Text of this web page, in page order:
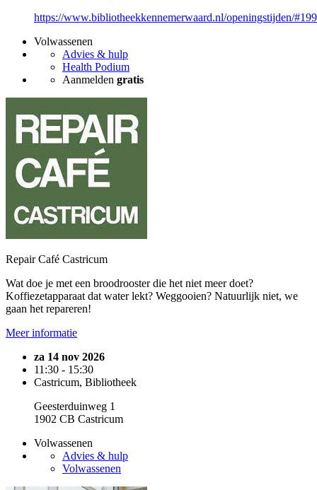
https://www.bibliotheekkennemerwaard.nl/openingstijden/
Volwassenen
Advies & hulp
Health Podium
Aanmelden gratis
Repair Café Castricum
Wat doe je met een broodrooster die het niet meer doet?
Koffiezetapparaat dat water lekt? Weggooien? Natuurlijk niet, we
gaan het repareren!
Meer informatie
za 14 nov 2026
11:30 - 15:30
Castricum, Bibliotheek
Geesterduinweg 1
1902 CB Castricum
Volwassenen
Advies & hulp
Volwassenen